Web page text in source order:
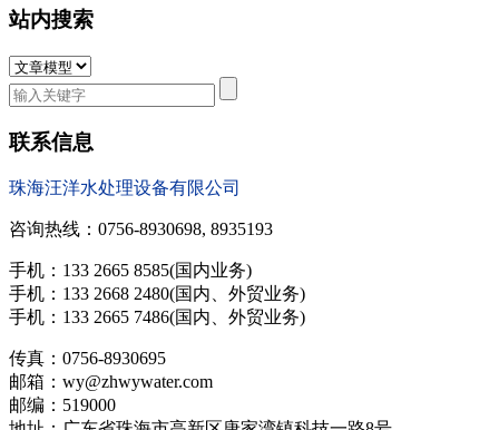
站内搜索
联系信息
珠海汪洋水处理设备有限公司
咨询热线：0756-8930698, 8935193
手机：133 2665 8585(国内业务)
手机：133 2668 2480(国内、外贸业务)
手机：133 2665 7486(国内、外贸业务)
传真：0756-8930695
邮箱：wy@zhwywater.com
邮编：519000